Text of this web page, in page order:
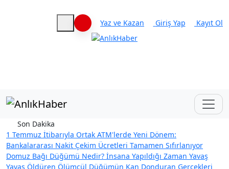
Haberleri keşfet
Yaz ve Kazan Giriş Yap Kayıt Ol
Son Dakika
1 Temmuz İtibarıyla Ortak ATM'lerde Yeni Dönem:
Bankalararası Nakit Çekim Ücretleri Tamamen Sıfırlanıyor
Domuz Bağı Düğümü Nedir? İnsana Yapıldığı Zaman Yavaş
Yavaş Öldüren Ölümcül Düğümün Kan Donduran Gerçekleri